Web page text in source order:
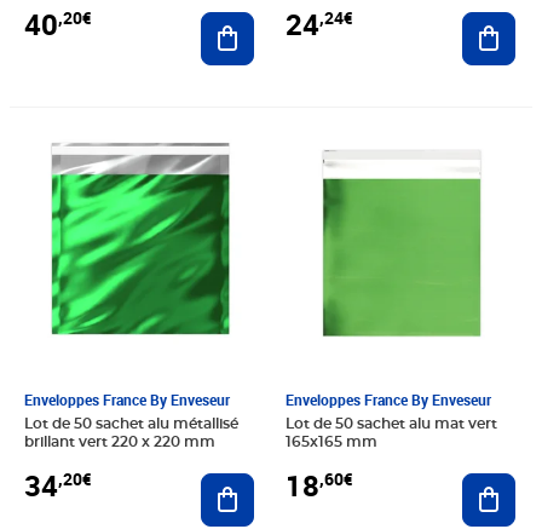
40,20€ Ajouter au panier
24,24€
Enveloppes France By Enveseur
Lot de 50 sachet alu métallisé
brillant vert 220 x 220 mm
34,20€
Prix 34,20€
Ajouter au panier
Enveloppes France By Enveseur
Lot de 50 sachet alu mat vert
165x165 mm
18,60€